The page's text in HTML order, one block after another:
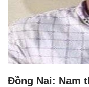
Đồng Nai: Nam